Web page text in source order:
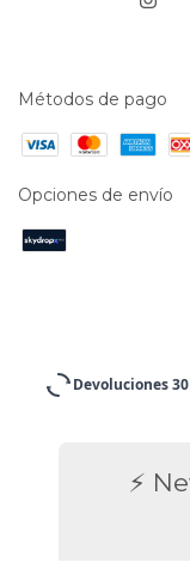
Métodos de pago
Opciones de envío
Devoluciones
⚡